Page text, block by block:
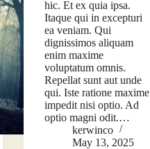
hic. Et ex quia ipsa.
Itaque qui in excepturi
ea veniam. Qui
dignissimos aliquam
enim maxime
voluptatum omnis.
Repellat sunt aut unde
qui. Iste ratione maxime
impedit nisi optio. Ad
optio magni odit.…
kerwinco
May 13, 2025